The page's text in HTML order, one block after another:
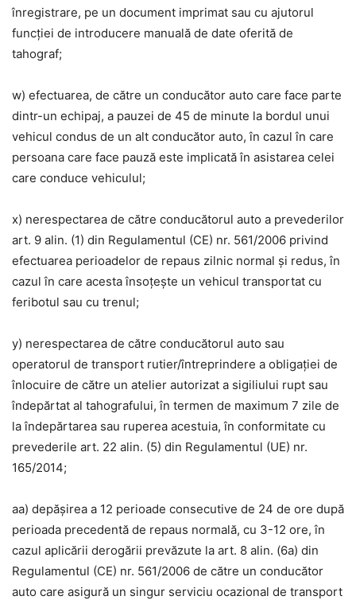
înregistrare, pe un document imprimat sau cu ajutorul
funcției de introducere manuală de date oferită de
tahograf;
w) efectuarea, de către un conducător auto care face parte
dintr-un echipaj, a pauzei de 45 de minute la bordul unui
vehicul condus de un alt conducător auto, în cazul în care
persoana care face pauză este implicată în asistarea celei
care conduce vehiculul;
x) nerespectarea de către conducătorul auto a prevederilor
art. 9 alin. (1) din Regulamentul (CE) nr. 561/2006 privind
efectuarea perioadelor de repaus zilnic normal și redus, în
cazul în care acesta însoțește un vehicul transportat cu
feribotul sau cu trenul;
y) nerespectarea de către conducătorul auto sau
operatorul de transport rutier/întreprindere a obligației de
înlocuire de către un atelier autorizat a sigiliului rupt sau
îndepărtat al tahografului, în termen de maximum 7 zile de
la îndepărtarea sau ruperea acestuia, în conformitate cu
prevederile art. 22 alin. (5) din Regulamentul (UE) nr.
165/2014;
aa) depășirea a 12 perioade consecutive de 24 de ore după
perioada precedentă de repaus normală, cu 3-12 ore, în
cazul aplicării derogării prevăzute la art. 8 alin. (6a) din
Regulamentul (CE) nr. 561/2006 de către un conducător
auto care asigură un singur serviciu ocazional de transport